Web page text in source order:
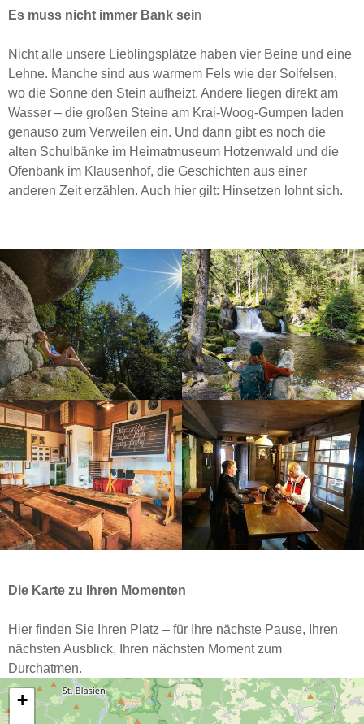
Es muss nicht immer Bank sein
Nicht alle unsere Lieblingsplätze haben vier Beine und eine
Lehne. Manche sind aus warmem Fels wie der Solfelsen,
wo die Sonne den Stein aufheizt. Andere liegen direkt am
Wasser – die großen Steine am Krai-Woog-Gumpen laden
genauso zum Verweilen ein. Und dann gibt es noch die
alten Schulbänke im Heimatmuseum Hotzenwald und die
Ofenbank im Klausenhof, die Geschichten aus einer
anderen Zeit erzählen. Auch hier gilt: Hinsetzen lohnt sich.
Die Karte zu Ihren Momenten
Hier finden Sie Ihren Platz – für Ihre nächste Pause, Ihren
nächsten Ausblick, Ihren nächsten Moment zum
Durchatmen.